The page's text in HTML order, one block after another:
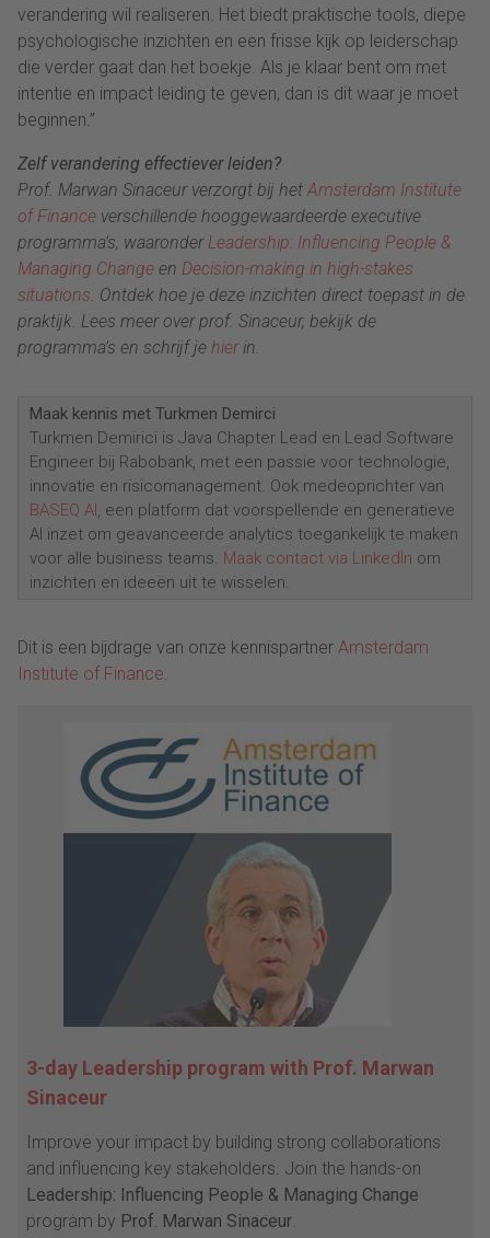
verandering wil realiseren. Het biedt praktische tools, diepe
psychologische inzichten en een frisse kijk op leiderschap
die verder gaat dan het boekje. Als je klaar bent om met
intentie en impact leiding te geven, dan is dit waar je moet
beginnen.”
Zelf verandering effectiever leiden?
Prof. Marwan Sinaceur verzorgt bij het Amsterdam Institute
of Finance verschillende hooggewaardeerde executive
programma’s, waaronder Leadership: Influencing People &
Managing Change en Decision-making in high-stakes
situations . Ontdek hoe je deze inzichten direct toepast in de
praktijk. Lees meer over prof. Sinaceur, bekijk de
programma’s en schrijf je hierin.
Maak kennis met Turkmen Demirci
Turkmen Demirici is Java Chapter Lead en Lead Software
Engineer bij Rabobank, met een passie voor technologie,
innovatie en risicomanagement. Ook medeoprichter van
BASEQ AI , een platform dat voorspellende en generatieve
AI inzet om geavanceerde analytics toegankelijk te maken
voor alle business teams. Maak contact via LinkedIn om
inzichten en ideeën uit te wisselen.
Dit is een bijdrage van onze kennispartner Amsterdam
Institute of Finance
3-day Leadership program with Prof. Marwan
Sinaceur
Improve your impact by building strong collaborations
and influencing key stakeholders. Join the hands-on
Leadership: Influencing People & Managing Change
program by Prof. Marwan Sinaceur